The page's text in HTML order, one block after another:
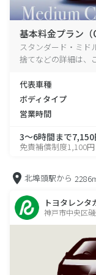
基本料金プラン（
スタンダード・ミド
捨てなどの詳細は、
代表車種
ボディタイプ
営業時間
3～6時間まで
免責補償制度1,100円
北埠頭駅から
トヨタレンタ
神戸市中央区